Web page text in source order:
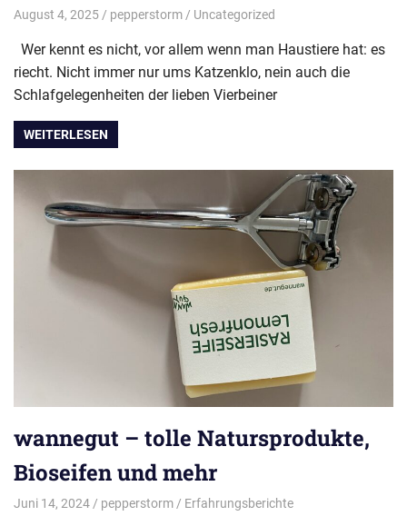
August 4, 2025 pepperstorm Uncategorized
Wer kennt es nicht, vor allem wenn man Haustiere hat: es
riecht. Nicht immer nur ums Katzenklo, nein auch die
Schlafgelegenheiten der lieben Vierbeiner
WEITERLESEN
wannegut – tolle Natursprodukte,
Bioseifen und mehr
Juni 14, 2024 pepperstorm Erfahrungsberichte